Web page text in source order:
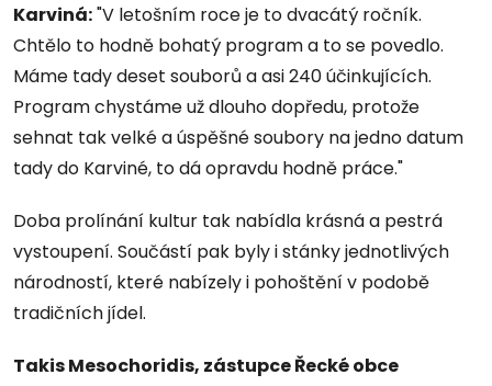
Karviná:"V letošním roce je to dvacátý ročník.
Chtělo to hodně bohatý program a to se povedlo.
Máme tady deset souborů a asi 240 účinkujících.
Program chystáme už dlouho dopředu, protože
sehnat tak velké a úspěšné soubory na jedno datum
tady do Karviné, to dá opravdu hodně práce."
Doba prolínání kultur tak nabídla krásná a pestrá
vystoupení. Součástí pak byly i stánky jednotlivých
národností, které nabízely i pohoštění v podobě
tradičních jídel.
Takis Mesochoridis, zástupce Řecké obce